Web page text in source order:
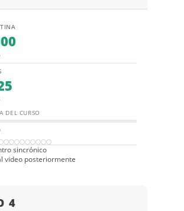
DEL CURSO
sincrónico
video posteriormente
4